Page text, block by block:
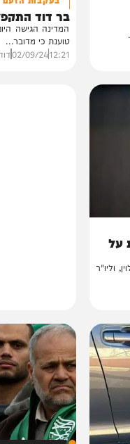
חדשות
בעקבות הזעם הציבורי
בר דוד התקפל:
המדינה הגישה היום